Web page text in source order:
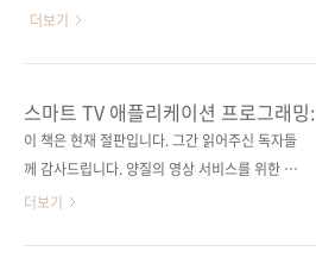
Developing iOS 7 Apps for the iPhone and
iPad(원서 ISBN: 9781492854340)저자명 닐
I♥Mobile 24 (아이러브모바일 24)출판일
2014년 5월 14일..
iOS 6 프로그래밍》에 이어 7 버전 책이 곧 출간
되었습니다. 좀 더 일찍 출간해야 했으나, 베타리
더들로 하여금 출간 전 사전 검증 과정을 거치느
라 예상 출간일보다 한 달 가량 늦어졌네요. 참고
에 베타리딩을 진행할 예정입니다. 혹시 있을 수
있는 오탈자는 물론이고, 예제 코드 테스팅, 모호
더보기
스마트 TV 애플리케이션 프로그래밍:
실무에 바로 적용하는
이 책은 현재 절판입니다. 그간 읽어주신 독자들
께 감사드립니다. 양질의 영상 서비스를 위한 스
마트 TV 애플리케이션을 개발하고 싶다면,이 책
더보기